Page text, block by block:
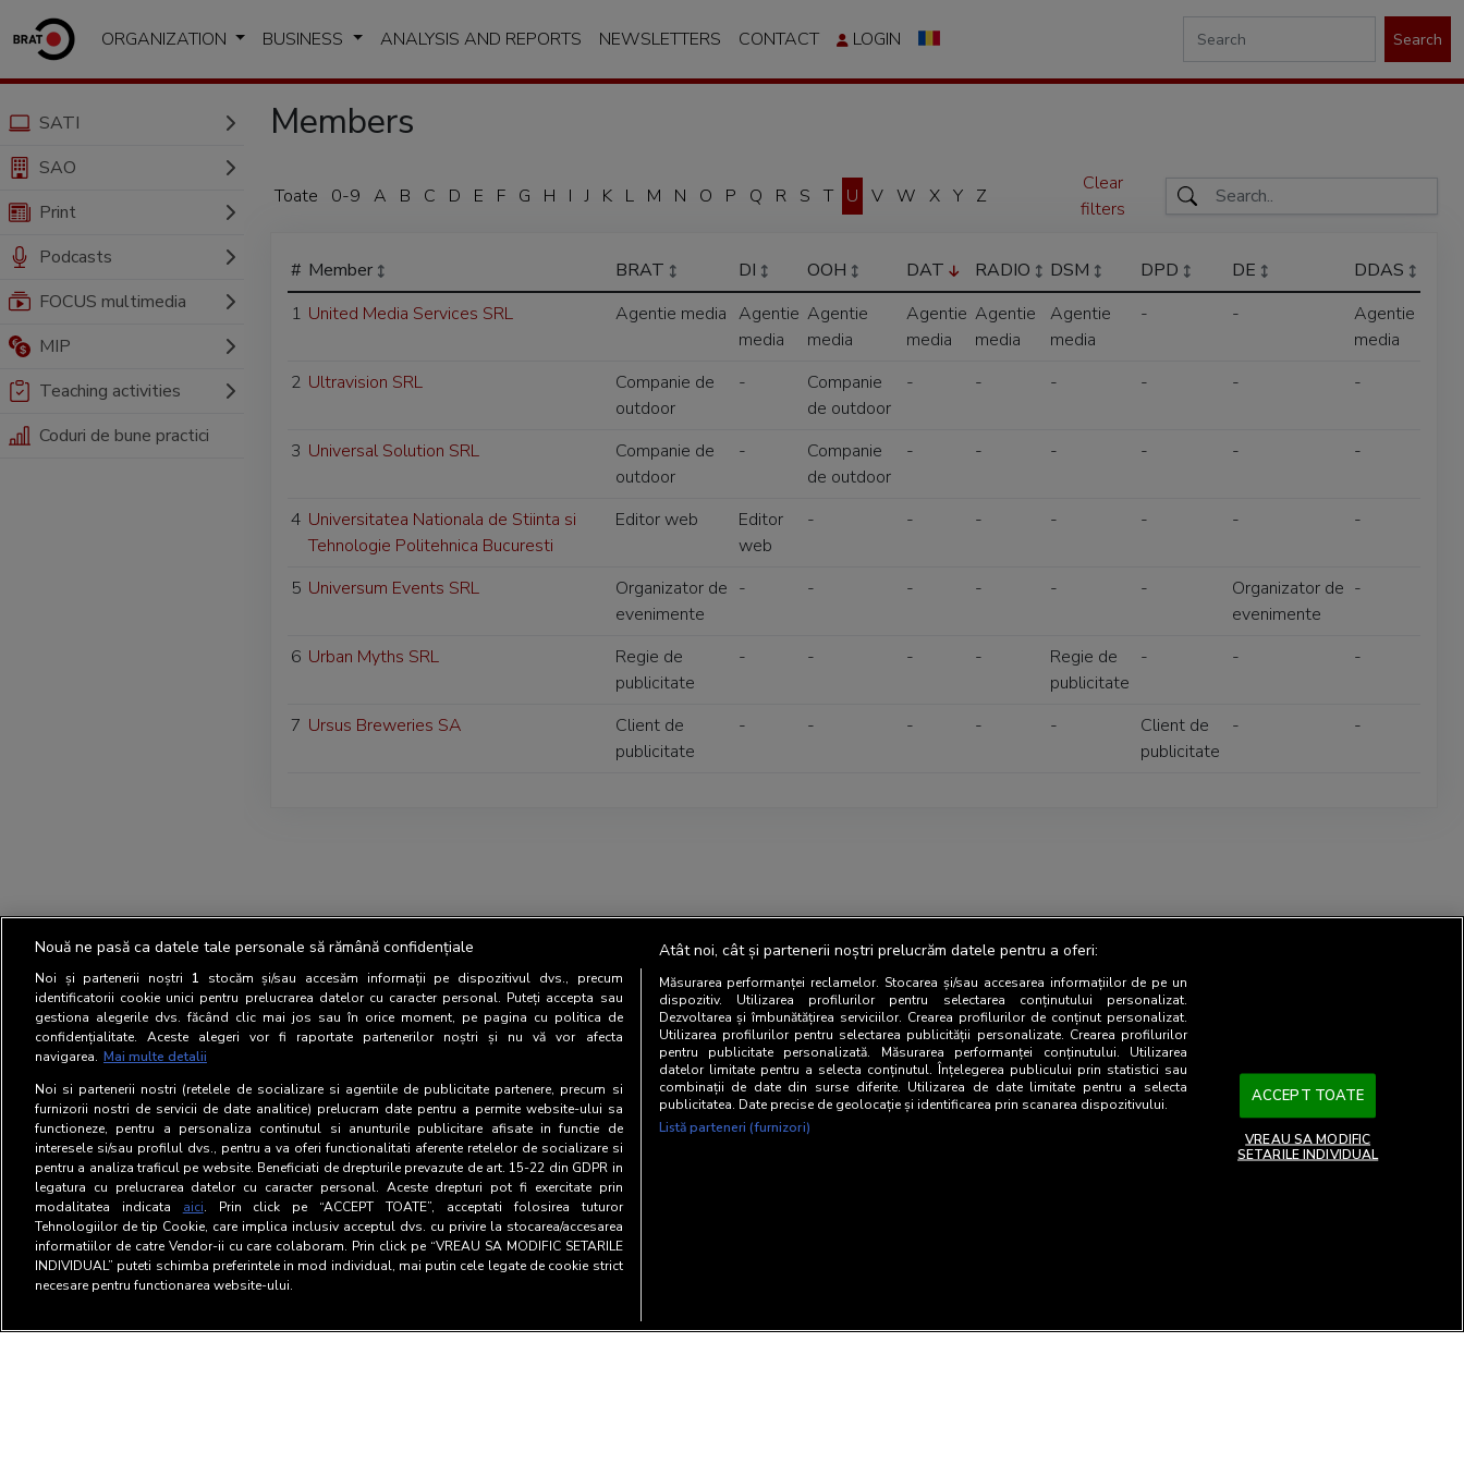
ORGANIZATION BUSINESS ANALYSIS AND REPORTS NEWSLETTERS CONTACT LOGIN Search
SATI
SAO
Print
Podcasts
FOCUS multimedia
MIP
Teaching activities
Coduri de bune practici
Members
Toate 0-9 A B C D E F G H I J K L M N O P Q R S T U V W X Y Z
Clear
filters
# Member BRAT DI OOH DAT RADIO DSM DPD DE
DDAS
1 United Media Services SRL Agentie media Agentie
media
Agentie
media
Agentie
media
Agentie
media
Agentie
media
- -
Agentie
media
2 Ultravision SRL
Companie de
outdoor
-
Companie
de outdoor
- - - - - -
3 Universal Solution SRL
Companie de
outdoor
-
Companie
de outdoor
- - - - - -
4 Universitatea Nationala de Stiinta si
Tehnologie Politehnica Bucuresti
Editor web
Editor
web
- - - - - - -
5 Universum Events SRL
Organizator de
evenimente
- - - - - -
Organizator de
evenimente
-
6 Urban Myths SRL
Regie de
publicitate
- - - -
Regie de
publicitate
- - -
7 Ursus Breweries SA
Client de
publicitate
- - - - -
Client de
publicitate
- -
Nouă ne pasă ca datele tale personale să rămână confidențiale
Noi și partenerii noștri 1 stocăm și/sau accesăm informații pe dispozitivul dvs., precum
identificatorii cookie unici pentru prelucrarea datelor cu caracter personal. Puteți accepta sau
gestiona alegerile dvs. făcând clic mai jos sau în orice moment, pe pagina cu politica de
confidențialitate. Aceste alegeri vor fi raportate partenerilor noștri și nu vă vor afecta
navigarea. Mai multe detalii
Noi si partenerii nostri (retelele de socializare si agentiile de publicitate partenere, precum si
furnizorii nostri de servicii de date analitice) prelucram date pentru a permite website-ului sa
functioneze, pentru a personaliza continutul si anunturile publicitare afisate in functie de
interesele si/sau profilul dvs., pentru a va oferi functionalitati aferente retelelor de socializare si
pentru a analiza traficul pe website. Beneficiati de drepturile prevazute de art. 15-22 din GDPR in
legatura cu prelucrarea datelor cu caracter personal. Aceste drepturi pot fi exercitate prin
modalitatea indicata aici. Prin click pe “ACCEPT TOATE”, acceptati folosirea tuturor
Tehnologiilor de tip Cookie, care implica inclusiv acceptul dvs. cu privire la stocarea/accesarea
informatiilor de catre Vendor-ii cu care colaboram. Prin click pe “VREAU SA MODIFIC SETARILE
INDIVIDUAL” puteti schimba preferintele in mod individual, mai putin cele legate de cookie strict
necesare pentru functionarea website-ului.
Atât noi, cât și partenerii noștri prelucrăm datele pentru a oferi:
Măsurarea performanței reclamelor. Stocarea și/sau accesarea informațiilor de pe un
dispozitiv. Utilizarea profilurilor pentru selectarea conținutului personalizat.
Dezvoltarea și îmbunătățirea serviciilor. Crearea profilurilor de conținut personalizat.
Utilizarea profilurilor pentru selectarea publicității personalizate. Crearea profilurilor
pentru publicitate personalizată. Măsurarea performanței conținutului. Utilizarea
datelor limitate pentru a selecta conținutul. Înțelegerea publicului prin statistici sau
combinații de date din surse diferite. Utilizarea de date limitate pentru a selecta
publicitatea. Date precise de geolocație și identificarea prin scanarea dispozitivului.
Listă parteneri (furnizori)
ACCEPT TOATE
VREAU SA MODIFIC
SETARILE INDIVIDUAL